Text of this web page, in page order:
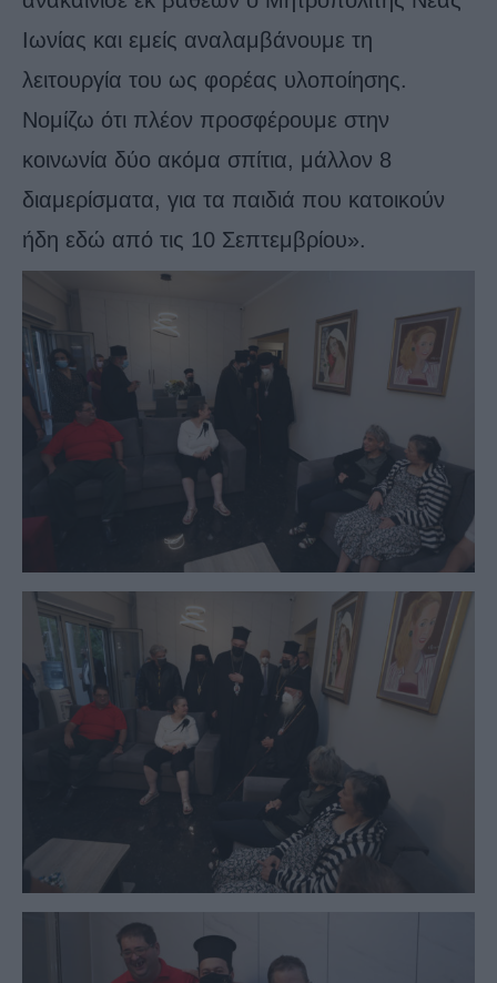
Ιωνίας και εμείς αναλαμβάνουμε τη
λειτουργία του ως φορέας υλοποίησης.
Νομίζω ότι πλέον προσφέρουμε στην
κοινωνία δύο ακόμα σπίτια, μάλλον 8
διαμερίσματα, για τα παιδιά που κατοικούν
ήδη εδώ από τις 10 Σεπτεμβρίου».